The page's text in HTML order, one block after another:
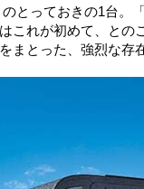
とっておきの1台。
これが初めて、と
まとった、強烈な存